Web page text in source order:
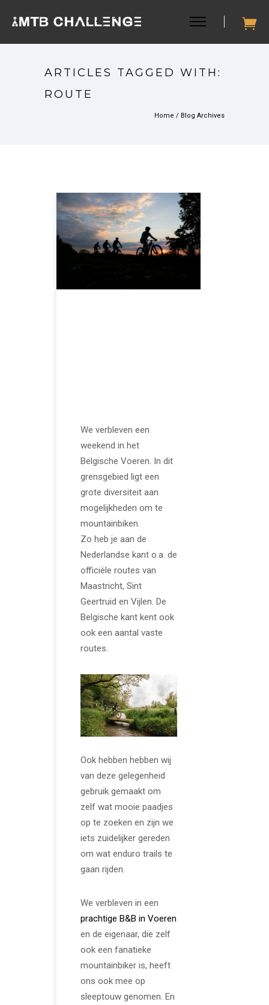
ARTICLES TAGGED WITH:
ROUTE
Home / Blog Archives
We verbleven een
weekend in het
Belgische Voeren. In dit
grensgebied ligt een
grote diversiteit aan
mogelijkheden om te
mountainbiken.
Zo heb je aan de
Nederlandse kant o.a. de
officiële routes van
Maastricht, Sint
Geertruid en Vijlen. De
Belgische kant kent ook
ook een aantal vaste
routes.
Ook hebben hebben wij
van deze gelegenheid
gebruik gemaakt om
zelf wat mooie paadjes
op te zoeken en zijn we
iets zuidelijker gereden
om wat enduro trails te
gaan rijden.
We verbleven in een
prachtige B&B in Voeren
en de eigenaar, die zelf
ook een fanatieke
mountainbiker is, heeft
ons ook mee op
sleeptouw genomen. En